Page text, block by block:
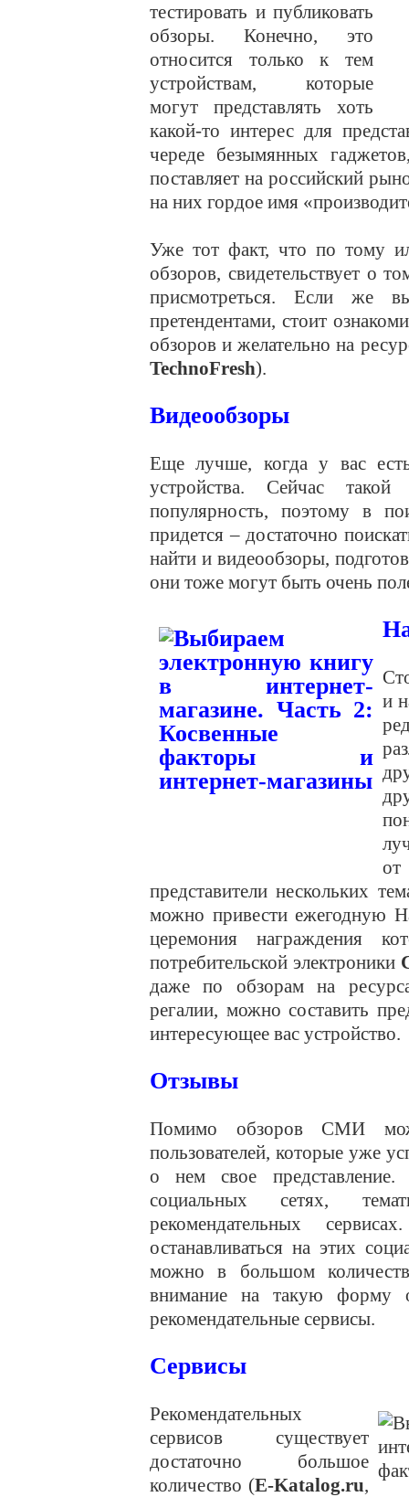
тестировать и публиковать
обзоры. Конечно, это
относится только к тем
устройствам, которые
могут представлять хоть
какой-то интерес для
череде безымянных
поставляет на российский
на них гордое имя
Уже тот факт, что по тому
обзоров, свидетельствует о
присмотреться. Если же
претендентами, стоит
обзоров и желательно на
TechnoFresh).
Видеообзоры
Еще лучше, когда у вас
устройства. Сейчас
популярность, поэтому в
придется – достаточно
найти и видеообзоры,
они тоже могут быть очень
и
представители нескольких
можно привести ежегодную
церемония награждения
потребительской электроники
даже по обзорам на
регалии, можно составить
интересующее вас устройство.
Отзывы
Помимо обзоров СМИ
пользователей, которые уже
о нем свое
социальных сетях,
рекомендательных
останавливаться на этих
можно в большом
внимание на такую форму
рекомендательные сервисы.
Сервисы
Рекомендательных
сервисов существует
достаточно большое
количество (E-Katalog.ru,